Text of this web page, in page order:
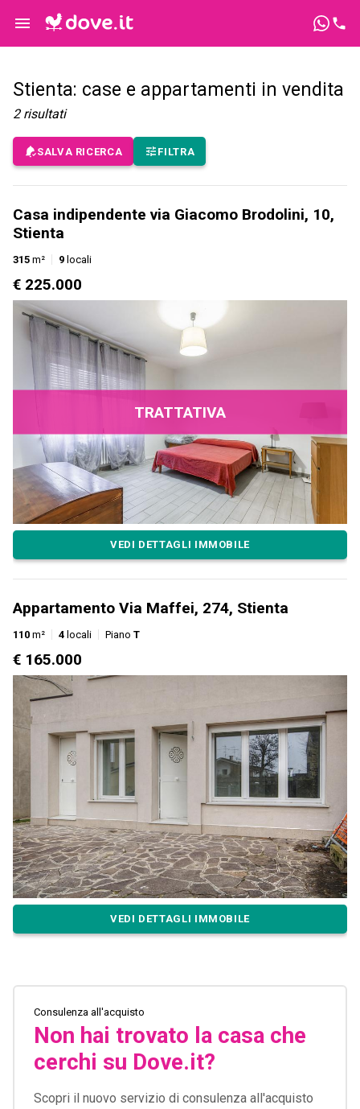
Stienta: case e appartamenti in vendita
2 risultati
SALVA RICERCA FILTRA
Casa indipendente via Giacomo Brodolini, 10,
Stienta
315 m² 9 locali
€ 225.000
TRATTATIVA
VEDI DETTAGLI IMMOBILE
Appartamento Via Maffei, 274, Stienta
110 m² 4 locali Piano T
€ 165.000
VEDI DETTAGLI IMMOBILE
Consulenza all'acquisto
Non hai trovato la casa che
cerchi su Dove.it?
Scopri il nuovo servizio di consulenza all'acquisto